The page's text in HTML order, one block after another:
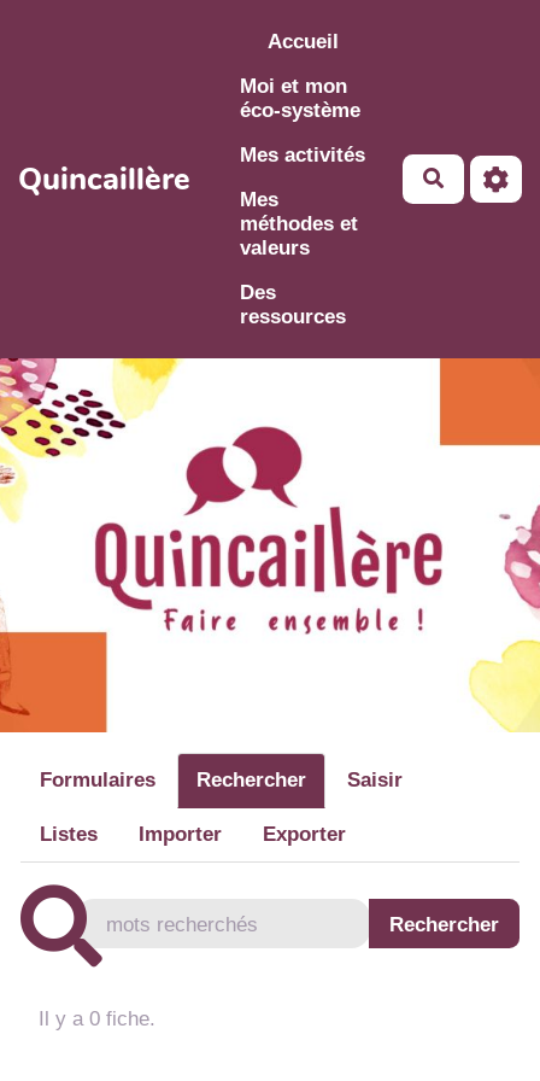
Aller au contenu principal
Quincaillère
Accueil
Moi et mon
éco-système
Mes activités
Mes
méthodes et
valeurs
Des
ressources
Formulaires Rechercher Saisir
Listes Importer Exporter
Il y a 0 fiche.